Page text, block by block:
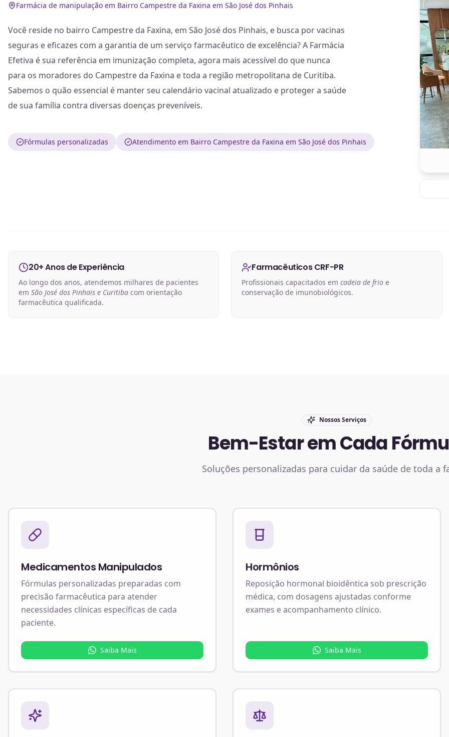
Farmácia de manipulação em Bairro Campestre da Faxina em São José dos Pinhais
Você reside no bairro Campestre da Faxina, em São José dos Pinhais, e busca por vacinas
seguras e eficazes com a garantia de um serviço farmacêutico de excelência? A Farmácia
Efetiva é sua referência em imunização completa, agora mais acessível do que nunca
para os moradores do Campestre da Faxina e toda a região metropolitana de Curitiba.
Sabemos o quão essencial é manter seu calendário vacinal atualizado e proteger a saúde
de sua família contra diversas doenças preveníveis.
Fórmulas personalizadas Atendimento em Bairro Campestre da Faxina em São José dos Pinhais
20+ Anos de Experiência
Ao longo dos anos, atendemos milhares de pacientes
em São José dos Pinhais e Curitiba com orientação
farmacêutica qualificada.
Farmacêuticos CRF-PR
Profissionais capacitados emcadeia de frio e
conservação de imunobiológicos.
Nossos Serviços
Bem-Estar em Cada
Soluções personalizadas para cuidar da saúde de toda a
Medicamentos Manipulados
Fórmulas personalizadas preparadas com
precisão farmacêutica para atender
necessidades clínicas específicas de cada
paciente.
Saiba Mais
Hormônios
Reposição hormonal bioidêntica sob prescrição
médica, com dosagens ajustadas conforme
exames e acompanhamento clínico.
Saiba Mais